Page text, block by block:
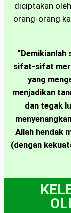
diciptakan
orang-orang
sifat-sifat
yang
menjadikan
dan tegak
Allah hendak
(dengan